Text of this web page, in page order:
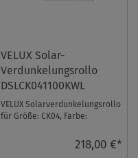
VELUX Solar-
Verdunkelungsrollo
DSLCK041100KWL
VELUX Solarverdunkelungsrollo
für Größe: CK04, Farbe:
218,00 €*